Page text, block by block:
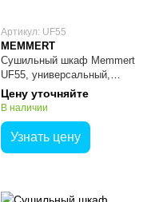
Артикул: UF55
MEMMERT
Сушильный шкаф Memmert
UF55, универсальный,
SingleDISPLAY, 53 л
Цену уточняйте
В наличии
Узнать цену